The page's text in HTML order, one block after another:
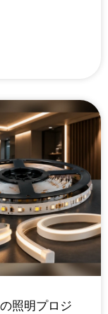
照明プロジ